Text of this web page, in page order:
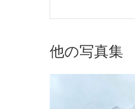
他の写真集